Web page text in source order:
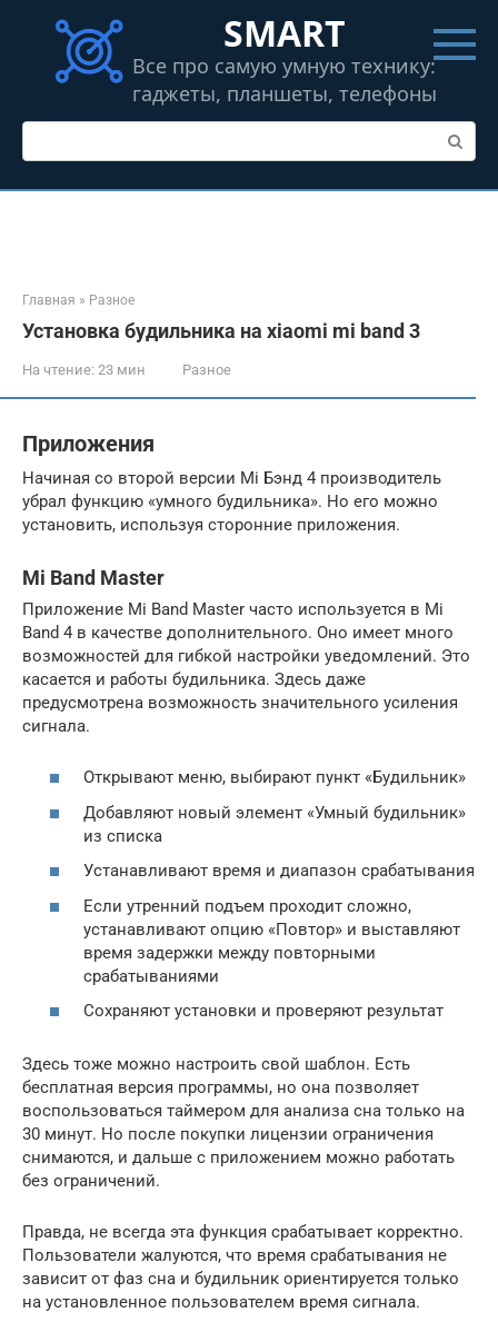
контенту
SMART
Все про самую умную технику:
гаджеты, планшеты, телефоны
Поиск:
Главная » Разное
Установка будильника на xiaomi mi band 3
На чтение: 23 мин Разное
Приложения
Начиная со второй версии Mi Бэнд 4 производитель
убрал функцию «умного будильника». Но его можно
установить, используя сторонние приложения.
Mi Band Master
Приложение Mi Band Master часто используется в Mi
Band 4 в качестве дополнительного. Оно имеет много
возможностей для гибкой настройки уведомлений. Это
касается и работы будильника. Здесь даже
предусмотрена возможность значительного усиления
сигнала.
Открывают меню, выбирают пункт «Будильник»
Добавляют новый элемент «Умный будильник»
из списка
Устанавливают время и диапазон срабатывания
Если утренний подъем проходит сложно,
устанавливают опцию «Повтор» и выставляют
время задержки между повторными
срабатываниями
Сохраняют установки и проверяют результат
Здесь тоже можно настроить свой шаблон. Есть
бесплатная версия программы, но она позволяет
воспользоваться таймером для анализа сна только на
30 минут. Но после покупки лицензии ограничения
снимаются, и дальше с приложением можно работать
без ограничений.
Правда, не всегда эта функция срабатывает корректно.
Пользователи жалуются, что время срабатывания не
зависит от фаз сна и будильник ориентируется только
на установленное пользователем время сигнала.